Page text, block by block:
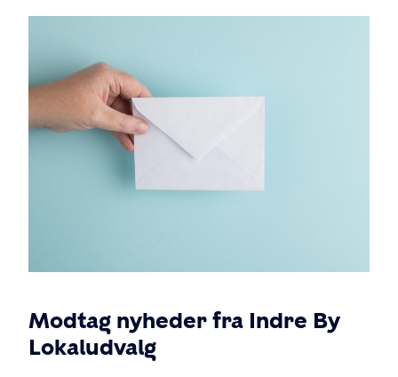
Modtag nyheder fra Indre By
Lokaludvalg